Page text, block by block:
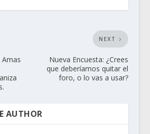
NEXT
Nueva Encuesta: ¿Crees
que deberíamos quitar el
foro, o lo vas a usar?
AUTHOR